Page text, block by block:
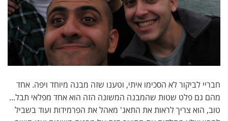
חבריי לביקור לא הסכימו איתי, וטענו שזה מבנה מיוחד ויפה. אחד
מהם גם פלט שטות שהמבנה המשונה הזה הוא אחד מפלאי תבל...
טוב, הוא צריך לראות את התאג' מאהל את הפרמידות ועוד בשביל